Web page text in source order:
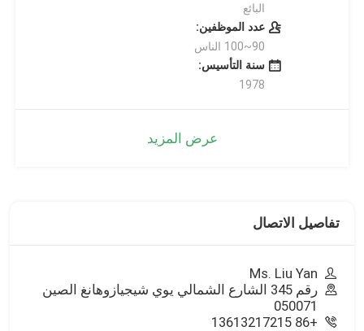
البائع
عدد الموظفين:
90~100 الناس
سنة التأسيس:
1978
عرض المزيد
تفاصيل الاتصال
Ms. Liu Yan
رقم 345 الشارع الشمالي يوي شيجيازوهانغ الصين
050071
+86 13613217215